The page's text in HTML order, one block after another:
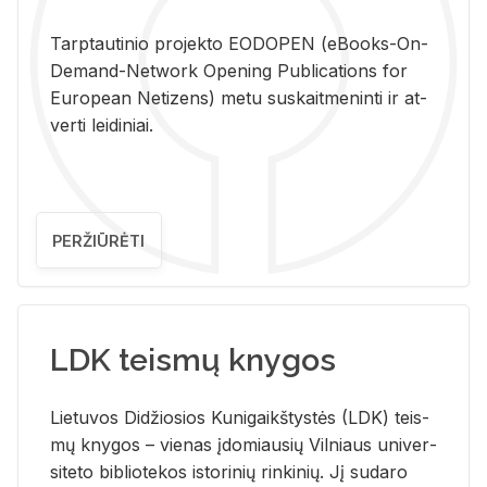
Tarp­tau­ti­nio pro­jek­to EO­DO­PEN (eBo­oks-On-
De­mand-Ne­twork Ope­ning Pub­li­ca­tions for
Eu­ro­pe­an Ne­ti­zens) metu su­skait­me­nin­ti ir at­
ver­ti lei­di­niai.
PERŽIŪRĖTI
LDK teismų knygos
Lie­tu­vos Di­džio­sios Ku­ni­gaikš­tys­tės (LDK) teis­
mų kny­gos – vie­nas įdo­miau­sių Vil­niaus uni­ver­
si­te­to bi­b­lio­te­kos is­to­ri­nių rin­ki­nių. Jį su­da­ro